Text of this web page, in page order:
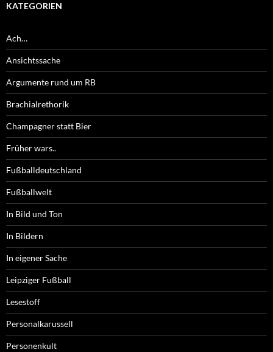
KATEGORIEN
Ach…
Ansichtssache
Argumente rund um RB
Brachialrethorik
Champagner statt Bier
Früher wars..
Fußballdeutschland
Fußballwelt
In Bild und Ton
In Bildern
In eigener Sache
Leipziger Fußball
Lesestoff
Personalkarussell
Personenkult